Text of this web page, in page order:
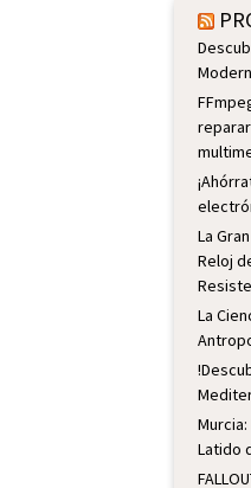
La
Reloj
La
Latido